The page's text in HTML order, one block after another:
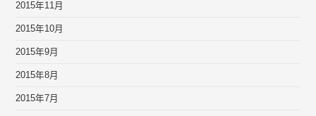
2015年11月
2015年10月
2015年9月
2015年8月
2015年7月